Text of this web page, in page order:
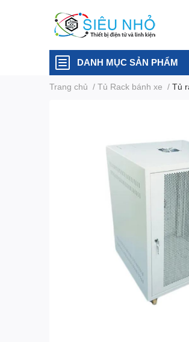
DANH MỤC SẢN PHẨM
Trang chủ / Tủ Rack bánh xe / Tủ